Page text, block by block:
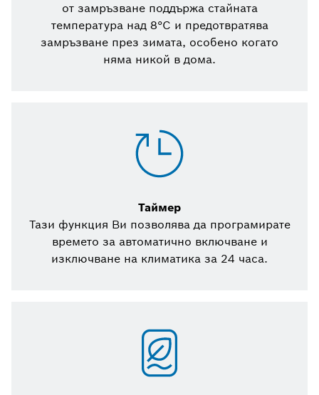
от замръзване поддържа стайната
температура над 8°C и предотвратява
замръзване през зимата, особено когато
няма никой в дома.
Таймер
Тази функция Ви позволява да програмирате
времето за автоматично включване и
изключване на климатика за 24 часа.